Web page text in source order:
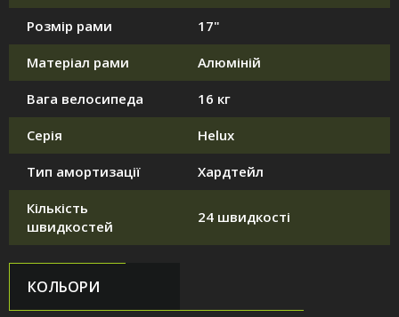
Розмір рами 17"
Матеріал рами Алюміній
Вага велосипеда 16 кг
Серія Helux
Тип амортизації Хардтейл
Кількість
швидкостей
24 швидкості
КОЛЬОРИ